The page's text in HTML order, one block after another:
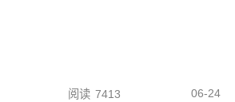
阅读 7413 06-24